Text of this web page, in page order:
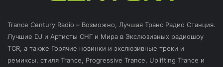
Trance Century Radio – Возможно, Лучшая Транс Радио Станция.
Лучшие DJ и Артисты СНГ и Мира в Экслюзивных радиошоу
TCR, а также Горячие новинки и экслюзивные треки и
ремиксы, стиля Trance, Progressive Trance, Uplifting Trance и